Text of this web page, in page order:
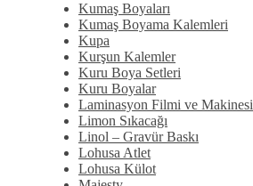
Kumaş Boyaları
Kumaş Boyama Kalemleri
Kupa
Kurşun Kalemler
Kuru Boya Setleri
Kuru Boyalar
Laminasyon Filmi ve Makinesi
Limon Sıkacağı
Linol – Gravür Baskı
Lohusa Atlet
Lohusa Külot